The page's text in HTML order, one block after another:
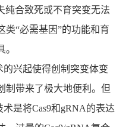
纯合致死或不育突变无法
类“必需基因”的功能和育
的兴起使得创制突变体变
制带来了极大地便利。但
术是将Cas9和gRNA的表达